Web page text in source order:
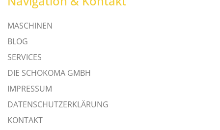
MASCHINEN
BLOG
SERVICES
DIE SCHOKOMA GMBH
IMPRESSUM
DATENSCHUTZERKLÄRUNG
KONTAKT